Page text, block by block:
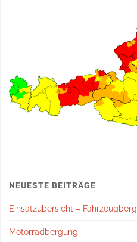
NEUESTE BEITRÄGE
Einsatzübersicht –
Motorradbergung